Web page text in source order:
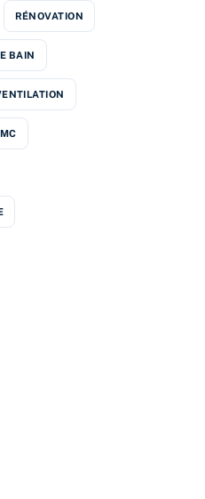
RÉNOVATION
BAIN